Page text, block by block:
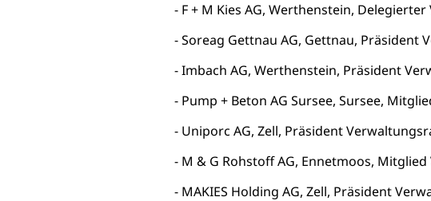
F + M Kies AG, Werthenstein,
Soreag Gettnau AG, Gettnau, Präsident
Imbach AG, Werthenstein, Präsident
Pump + Beton AG Sursee, Sursee,
Uniporc AG, Zell, Präsident
M & G Rohstoff AG, Ennetmoos,
MAKIES Holding AG, Zell, Präsident
Stimm- und Wahlrecht, Stimmrecht, Abstimmungen, Wahlen, politische